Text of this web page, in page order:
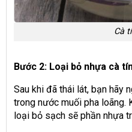
Cà
Bước 2: Loại bỏ nhựa cà
Sau khi đã thái lát, bạn hãy
trong nước muối pha loãng.
loại bỏ sạch sẽ phần nhựa